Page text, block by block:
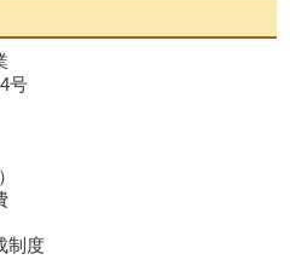
号
制度